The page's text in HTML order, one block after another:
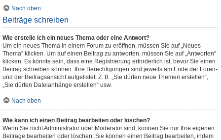
Nach oben
Beiträge schreiben
Wie erstelle ich ein neues Thema oder eine Antwort?
Um ein neues Thema in einem Forum zu eröffnen, müssen Sie auf „Neues
Thema“ klicken. Um auf einen Beitrag zu antworten, müssen Sie auf „Antworten“
klicken. Es könnte sein, dass eine Registrierung erforderlich ist, bevor Sie einen
Beitrag schreiben können. Ihre Berechtigungen sind jeweils am Ende der Foren-
und der Beitragsansicht aufgelistet. Z. B. „Sie dürfen neue Themen erstellen“,
„Sie dürfen Dateianhänge erstellen“ usw.
Nach oben
Wie kann ich einen Beitrag bearbeiten oder löschen?
Wenn Sie nicht Administrator oder Moderator sind, können Sie nur Ihre eigenen
Beiträge bearbeiten oder löschen. Sie können einen Beitrag bearbeiten, indem